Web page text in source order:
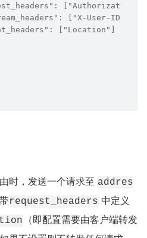
["X-User-ID"],
["Location"]
时，发送一个请求至 addres
request_headers 中定义
（即配置需要由客户端转发